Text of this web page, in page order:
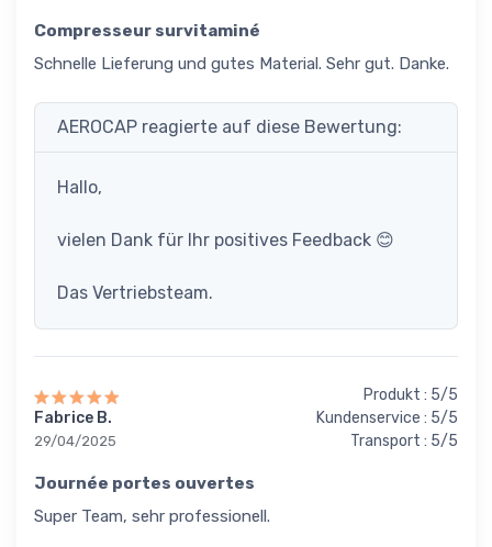
Compresseur survitaminé
Schnelle Lieferung und gutes Material. Sehr gut. Danke.
AEROCAP reagierte auf diese Bewertung:
Hallo,
vielen Dank für Ihr positives Feedback 😊
Das Vertriebsteam.
Fabrice B.
29/04/2025
Produkt : 5/5
Kundenservice : 5/5
Transport : 5/5
Journée portes ouvertes
Super Team, sehr professionell.